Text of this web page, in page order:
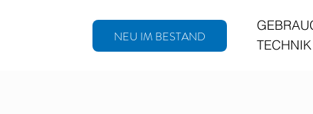
NEU IM BESTAND